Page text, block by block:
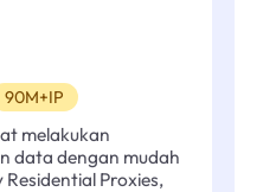
90M+IP
melakukan
data dengan mudah
Residential Proxies,